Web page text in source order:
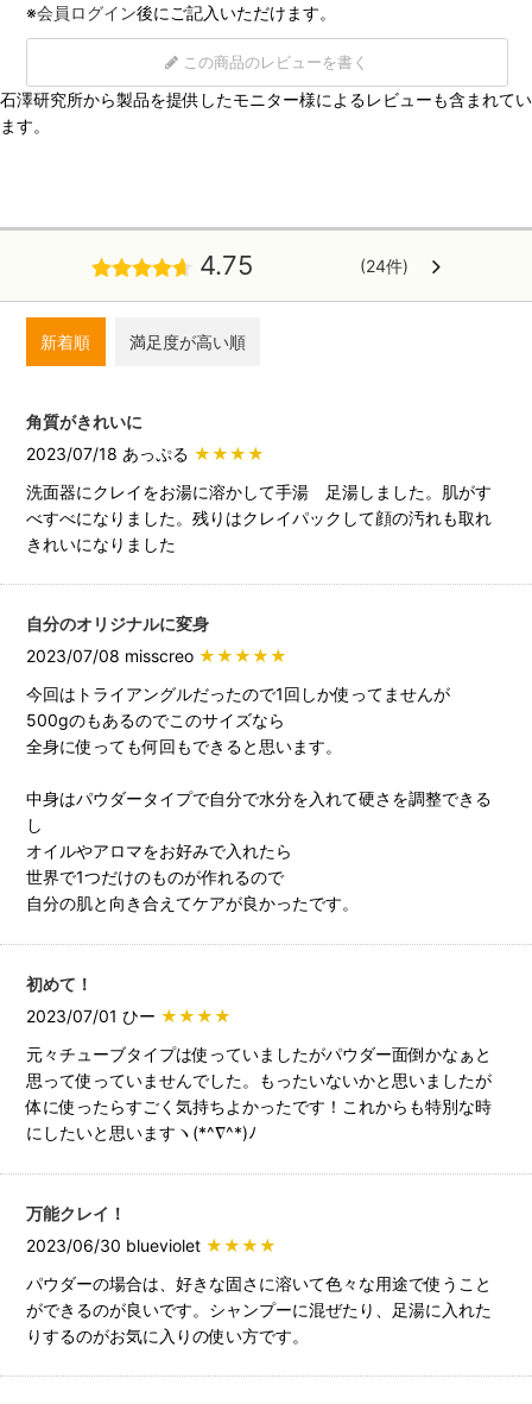
※会員ログイン後にご記入いただけます。
この商品のレビューを書く
石澤研究所から製品を提供したモニター様によるレビューも含まれてい
ます。
4.75 (24件)
新着順 満足度が高い順
角質がきれいに
2023/07/18 あっぷる ★★★★
洗面器にクレイをお湯に溶かして手湯 足湯しました。肌がす
べすべになりました。残りはクレイパックして顔の汚れも取れ
きれいになりました
自分のオリジナルに変身
2023/07/08 misscreo ★★★★★
今回はトライアングルだったので1回しか使ってませんが
500gのもあるのでこのサイズなら
全身に使っても何回もできると思います。
中身はパウダータイプで自分で水分を入れて硬さを調整できる
し
オイルやアロマをお好みで入れたら
世界で1つだけのものが作れるので
自分の肌と向き合えてケアが良かったです。
初めて！
2023/07/01 ひー ★★★★
元々チューブタイプは使っていましたがパウダー面倒かなぁと
思って使っていませんでした。もったいないかと思いましたが
体に使ったらすごく気持ちよかったです！これからも特別な時
にしたいと思いますヽ(*^∇^*)ﾉ
万能クレイ！
2023/06/30 blueviolet ★★★★
パウダーの場合は、好きな固さに溶いて色々な用途で使うこと
ができるのが良いです。シャンプーに混ぜたり、足湯に入れた
りするのがお気に入りの使い方です。